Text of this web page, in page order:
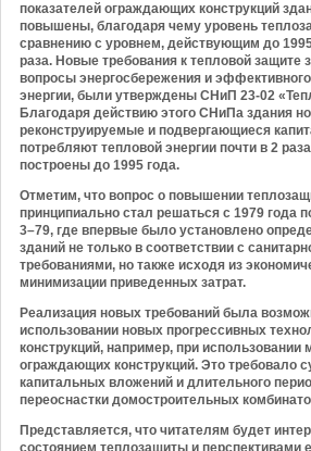
показателей ограждающих конструкций
повышены, благодаря чему уровень
сравнению с уровнем, действующим до
раза. Новые требования к тепловой
вопросы энергосбережения и
энергии, были утверждены СНиП 23-02
Благодаря действию этого СНиПа здания
реконструируемые и подвергающиеся
потребляют тепловой энергии почти в 2
построены до 1995 года.
Отметим, что вопрос о повышении
принципиально стал решаться с 1979 года
3–79, где впервые было установлено
зданий не только в соответствии с
требованиями, но также исходя из
минимизации приведенных затрат.
Реализация новых требований была
использовании новых прогрессивных
конструкций, например, при использовании
ограждающих конструкций. Это требовало
капитальных вложений и длительного
переоснастки домостроительных
Представляется, что читателям будет
состоянием теплозащиты и перспективами